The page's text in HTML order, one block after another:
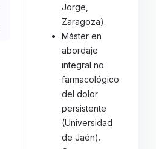
Jorge,
Zaragoza).
Máster en
abordaje
integral no
farmacológico
del dolor
persistente
(Universidad
de Jaén).